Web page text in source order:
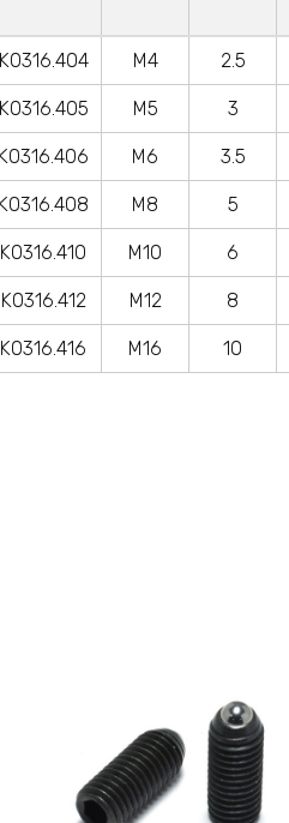
K0316.404 M4 2.5
K0316.405 M5 3
K0316.406 M6 3.5
K0316.408 M8 5
K0316.410 M10 6
K0316.412 M12 8
K0316.416 M16 10